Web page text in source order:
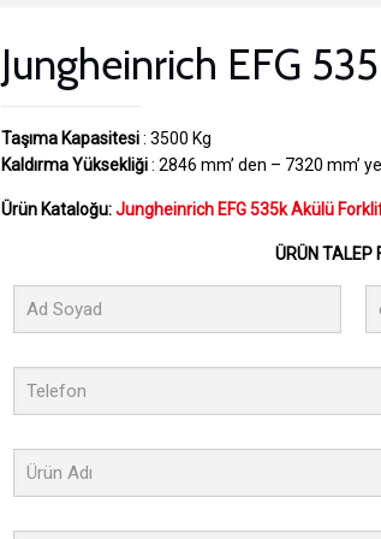
Jungheinrich EFG
Taşıma Kapasitesi: 3500 Kg
Kaldırma Yüksekliği: 2846 mm’ den – 7320 mm’
Ürün Kataloğu:Jungheinrich EFG 535k Akülü
ÜRÜN TALEP